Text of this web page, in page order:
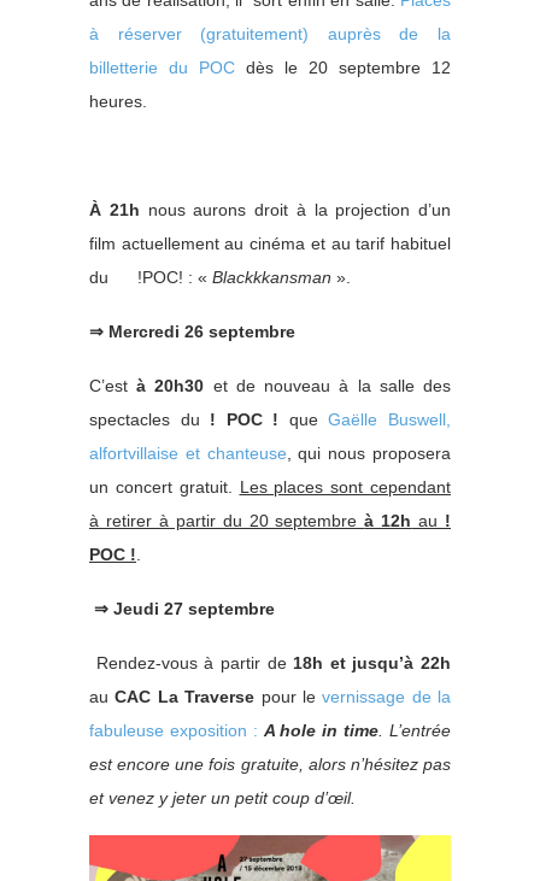
à réserver (gratuitement) auprès de la
billetterie du POC dès le 20 septembre 12
heures.
À 21h nous aurons droit à la projection d’un
film actuellement au cinéma et au tarif habituel
du !POC! : « Blackkkansman ».
⇒ Mercredi 26 septembre
C’està 20h30 et de nouveau à la salle des
spectacles du ! POC ! queGaëlle Buswell,
alfortvillaise et chanteuse , qui nous proposera
un concert gratuit. Les places sont cependant
à retirer à partir du 20 septembreà 12h au !
POC !
⇒ Jeudi 27 septembre
Rendez-vous à partir de 18h et jusqu’à 22h
auCAC La Traverse pour levernissage de la
fabuleuse exposition : A hole in time . L’entrée
est encore une fois gratuite, alors n’hésitez pas
et venez y jeter un petit coup d’œil.